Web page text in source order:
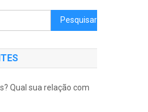
Pesquisar por:
Qual sua relação com